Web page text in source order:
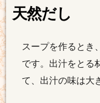
天然だし
スープを作るとき
です。出汁をとる
て、出汁の味は大